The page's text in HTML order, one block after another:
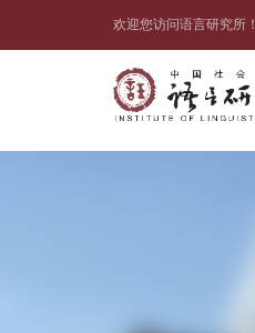
欢迎您访问语言研究所！